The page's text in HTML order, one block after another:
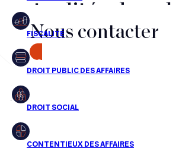
Financement
Fiscalité
Droit public des affaires
Droit social
Droit immobilier
actualités du
nos
transactions, jour
jour
Aucun résultats pour cette recherche
Nous contacter